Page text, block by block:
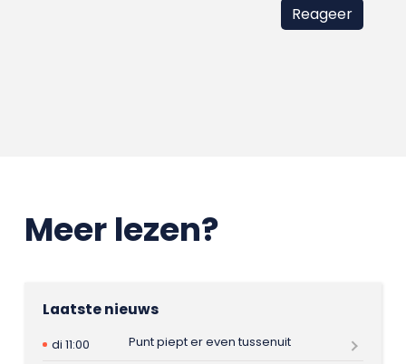
Meer lezen?
Laatste nieuws
di 11:00
Punt piept er even tussenuit